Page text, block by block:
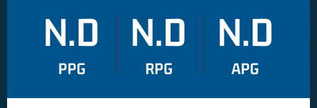
N.D
PPG
N.D
RPG
N.D
APG